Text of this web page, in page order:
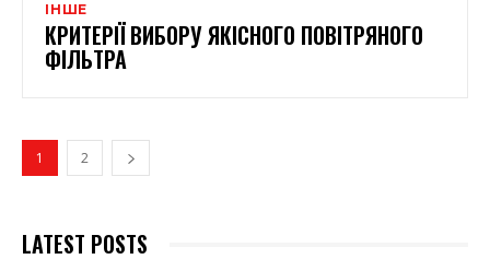
ІНШЕ
КРИТЕРІЇ ВИБОРУ ЯКІСНОГО ПОВІТРЯНОГО
ФІЛЬТРА
1 2
LATEST POSTS